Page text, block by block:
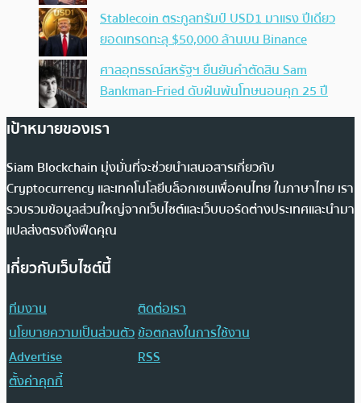
Stablecoin ตระกูลทรัมป์ USD1 มาแรง ปีเดียว
ยอดเทรดทะลุ $50,000 ล้านบน Binance
ศาลอุทธรณ์สหรัฐฯ ยืนยันคำตัดสิน Sam
Bankman-Fried ดับฝันพ้นโทษนอนคุก 25 ปี
เป้าหมายของเรา
Siam Blockchain มุ่งมั่นที่จะช่วยนำเสนอสารเกี่ยวกับ
Cryptocurrency และเทคโนโลยีบล็อกเชนเพื่อคนไทย ในภาษาไทย เรา
รวบรวมข้อมูลส่วนใหญ่จากเว็บไซต์และเว็บบอร์ดต่างประเทศและนำมา
แปลส่งตรงถึงฟีดคุณ
เกี่ยวกับเว็บไซต์นี้
ทีมงาน
ติดต่อเรา
นโยบายความเป็นส่วนตัวข้อตกลงในการใช้งาน
Advertise
RSS
ตั้งค่าคุกกี้